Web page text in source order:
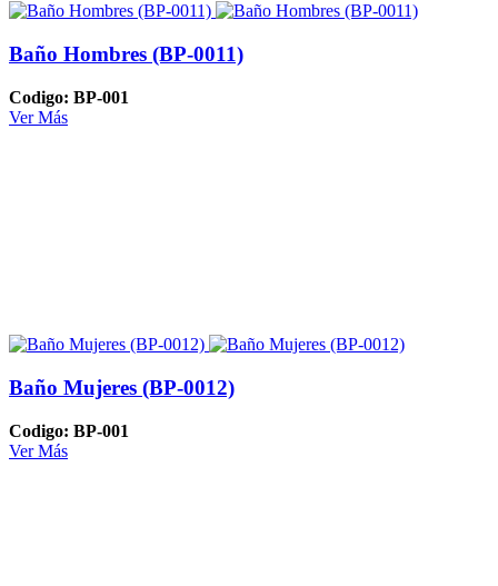
Baño Hombres (BP-0011)
Codigo: BP-001
Ver Más
Baño Mujeres (BP-0012)
Codigo: BP-001
Ver Más